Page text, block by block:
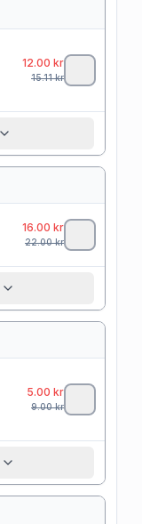
12.00 kr
15.11kr
16.00 kr
22.00kr
5.00 kr
9.00kr